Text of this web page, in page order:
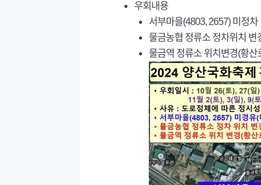
우회내용
서부마을(4803, 2657) 미정차
물금농협 정류소 정차위치 변
물금역 정류소 위치변경(황산